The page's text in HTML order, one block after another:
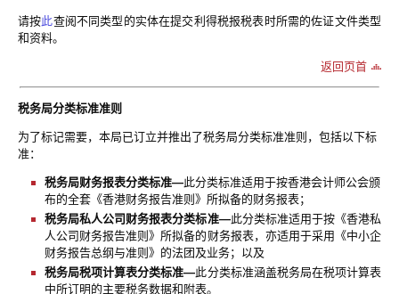
请按此查阅不同类型的实体在提交利得税报税表时所需的佐证文件类型
和资料。
返回页首
税务局分类标准准则
为了标记需要，本局已订立并推出了税务局分类标准准则，包括以下标
准：
税务局财务报表分类标准—此分类标准适用于按香港会计师公会颁
布的全套《香港财务报告准则》所拟备的财务报表；
税务局私人公司财务报表分类标准—此分类标准适用于按《香港私
人公司财务报告准则》所拟备的财务报表，亦适用于采用《中小企
财务报告总纲与准则》的法团及业务；以及
税务局税项计算表分类标准—此分类标准涵盖税务局在税项计算表
中所订明的主要税务数据和附表。